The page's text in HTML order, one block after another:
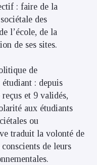
: faire de la
des
l’école, de la
de ses sites.
de
étudiant : depuis
et 9 validés,
aux étudiants
ou
traduit la volonté de
de leurs